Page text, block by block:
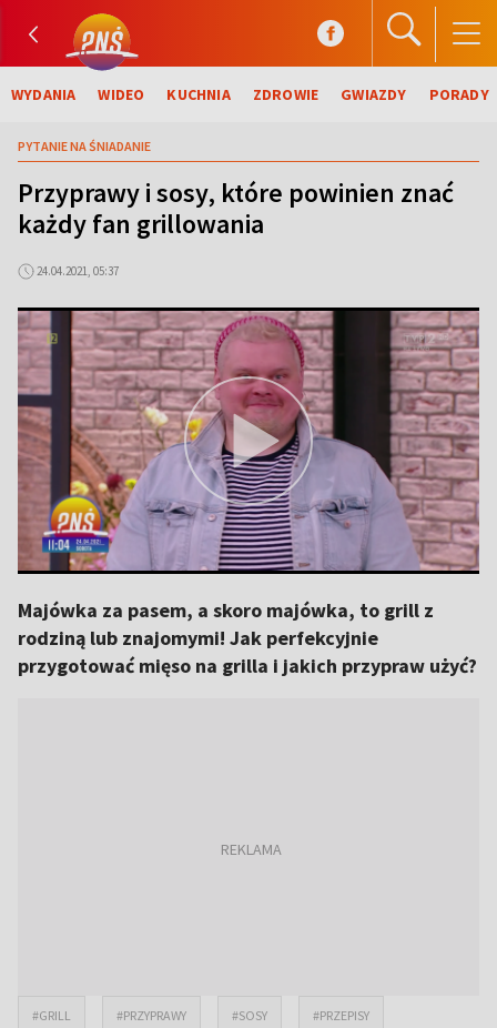
WYDANIA WIDEO KUCHNIA ZDROWIE GWIAZDY PORADY
PYTANIE NA ŚNIADANIE
Przyprawy i sosy, które powinien znać
każdy fan grillowania
24.04.2021, 05:37
Majówka za pasem, a skoro majówka, to grill z
rodziną lub znajomymi! Jak perfekcyjnie
przygotować mięso na grilla i jakich przypraw użyć?
#GRILL #PRZYPRAWY #SOSY #PRZEPISY